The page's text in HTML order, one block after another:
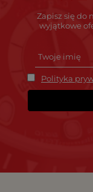
Zapisz się do
wyjątkowe
Polityka